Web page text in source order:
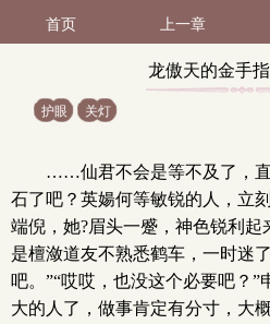
首页 上一章
龙傲天的金手
护眼 关灯
……仙君不会是等不及了，直
石了吧？英婸何等敏锐的人，立
端倪，她?眉头一蹙，神色锐利起
是檀潋道友不熟悉鹤车，一时迷
吧。”“哎哎，也没这个必要吧？”
大的人了，做事肯定有分寸，大